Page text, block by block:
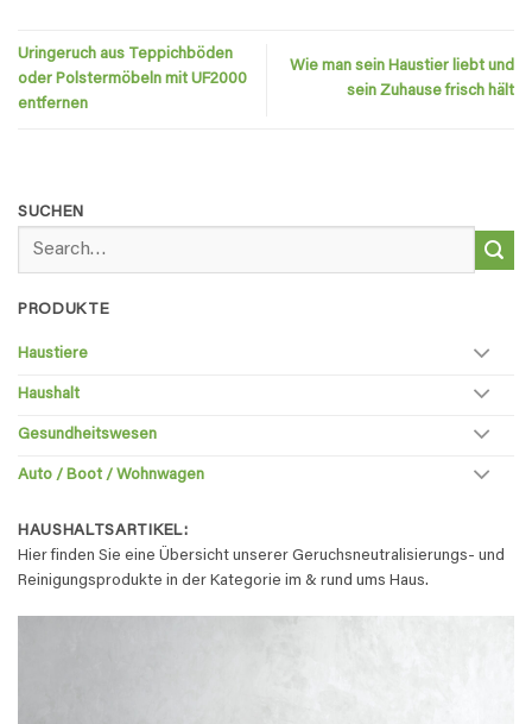
Uringeruch aus Teppichböden
oder Polstermöbeln mit UF2000
entfernen
Wie man sein Haustier liebt und
sein Zuhause frisch hält
SUCHEN
for:
PRODUKTE
Haustiere
Haushalt
Gesundheitswesen
Auto / Boot / Wohnwagen
HAUSHALTSARTIKEL:
Hier finden Sie eine Übersicht unserer Geruchsneutralisierungs- und
Reinigungsprodukte in der Kategorie im & rund ums Haus.